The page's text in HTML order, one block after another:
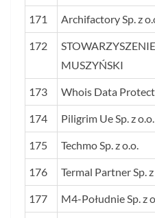
171 Archifactory Sp. z
172
MUSZYŃSKI
173 Whois Data
174 Piligrim Ue Sp. z o.o.
175 Techmo Sp. z o.o.
176 Termal Partner Sp.
177 M4-Południe Sp. z